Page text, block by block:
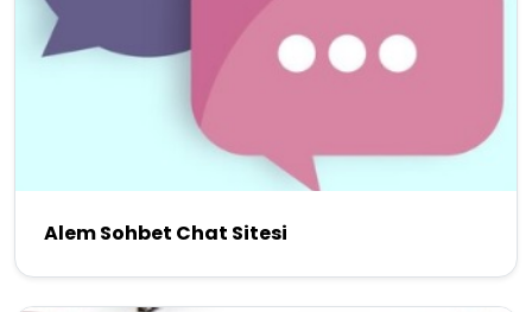
Alem Sohbet Chat Sitesi